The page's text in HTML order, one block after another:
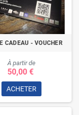
CADEAU - VOUCHER
À partir de
50,00 €
ACHETER